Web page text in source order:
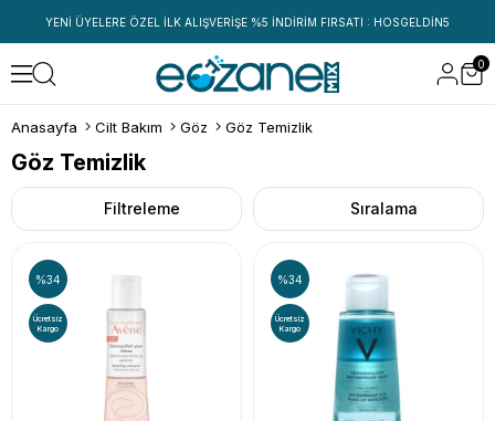
YENİ ÜYELERE ÖZEL İLK ALIŞVERİŞE %5 İNDİRİM FIRSATI : HOSGELDİN5
0
Anasayfa Cilt Bakım Göz Göz Temizlik
Göz Temizlik
Filtreleme Sıralama
%34
Ücretsiz
Kargo
%34
Ücretsiz
Kargo